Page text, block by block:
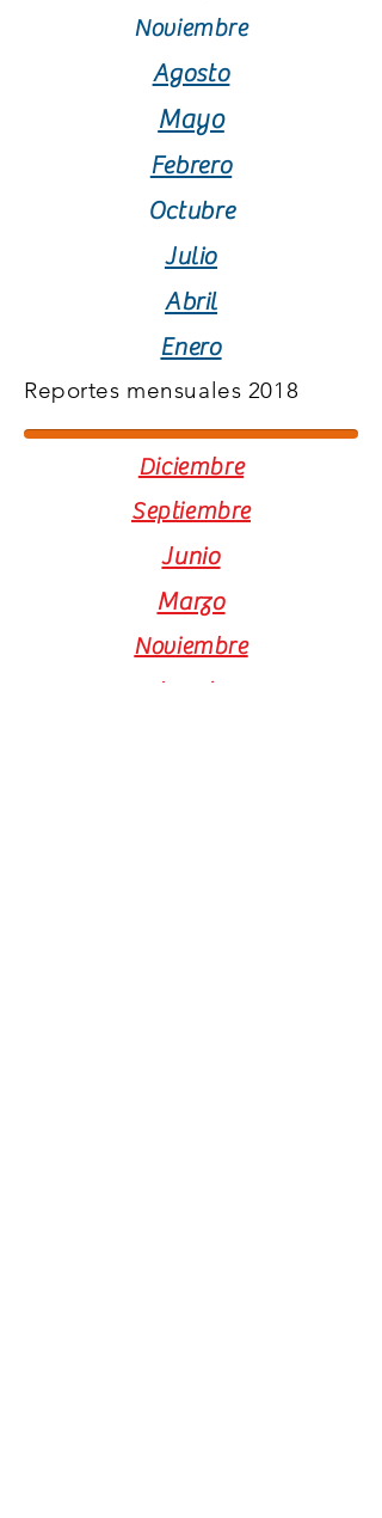
Noviembre
Agosto
Mayo
Febrero
Octubre
Julio
Abril
Enero
Reportes mensuales 2018
Diciembre
Septiembre
Junio
Marzo
Noviembre
Agosto